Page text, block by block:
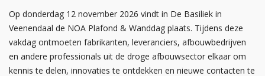
Op donderdag 12 november 2026 vindt in De Basiliek in
Veenendaal de NOA Plafond & Wanddag plaats. Tijdens deze
vakdag ontmoeten fabrikanten, leveranciers, afbouwbedrijven
en andere professionals uit de droge afbouwsector elkaar om
kennis te delen, innovaties te ontdekken en nieuwe contacten te